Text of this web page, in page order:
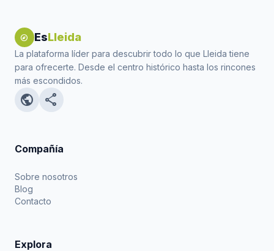
explore EsLleida
La plataforma líder para descubrir todo lo que Lleida tiene
para ofrecerte. Desde el centro histórico hasta los rincones
más escondidos.
public share
Compañía
Sobre nosotros
Blog
Contacto
Explora